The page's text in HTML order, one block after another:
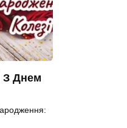
З Днем